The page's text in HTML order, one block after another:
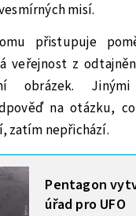
misí.
přistupuje
veřejnost z
obrázek.
na otázku,
zatím nepřichází.
ZAJÍMAT
Pentagon
úřad pro UFO